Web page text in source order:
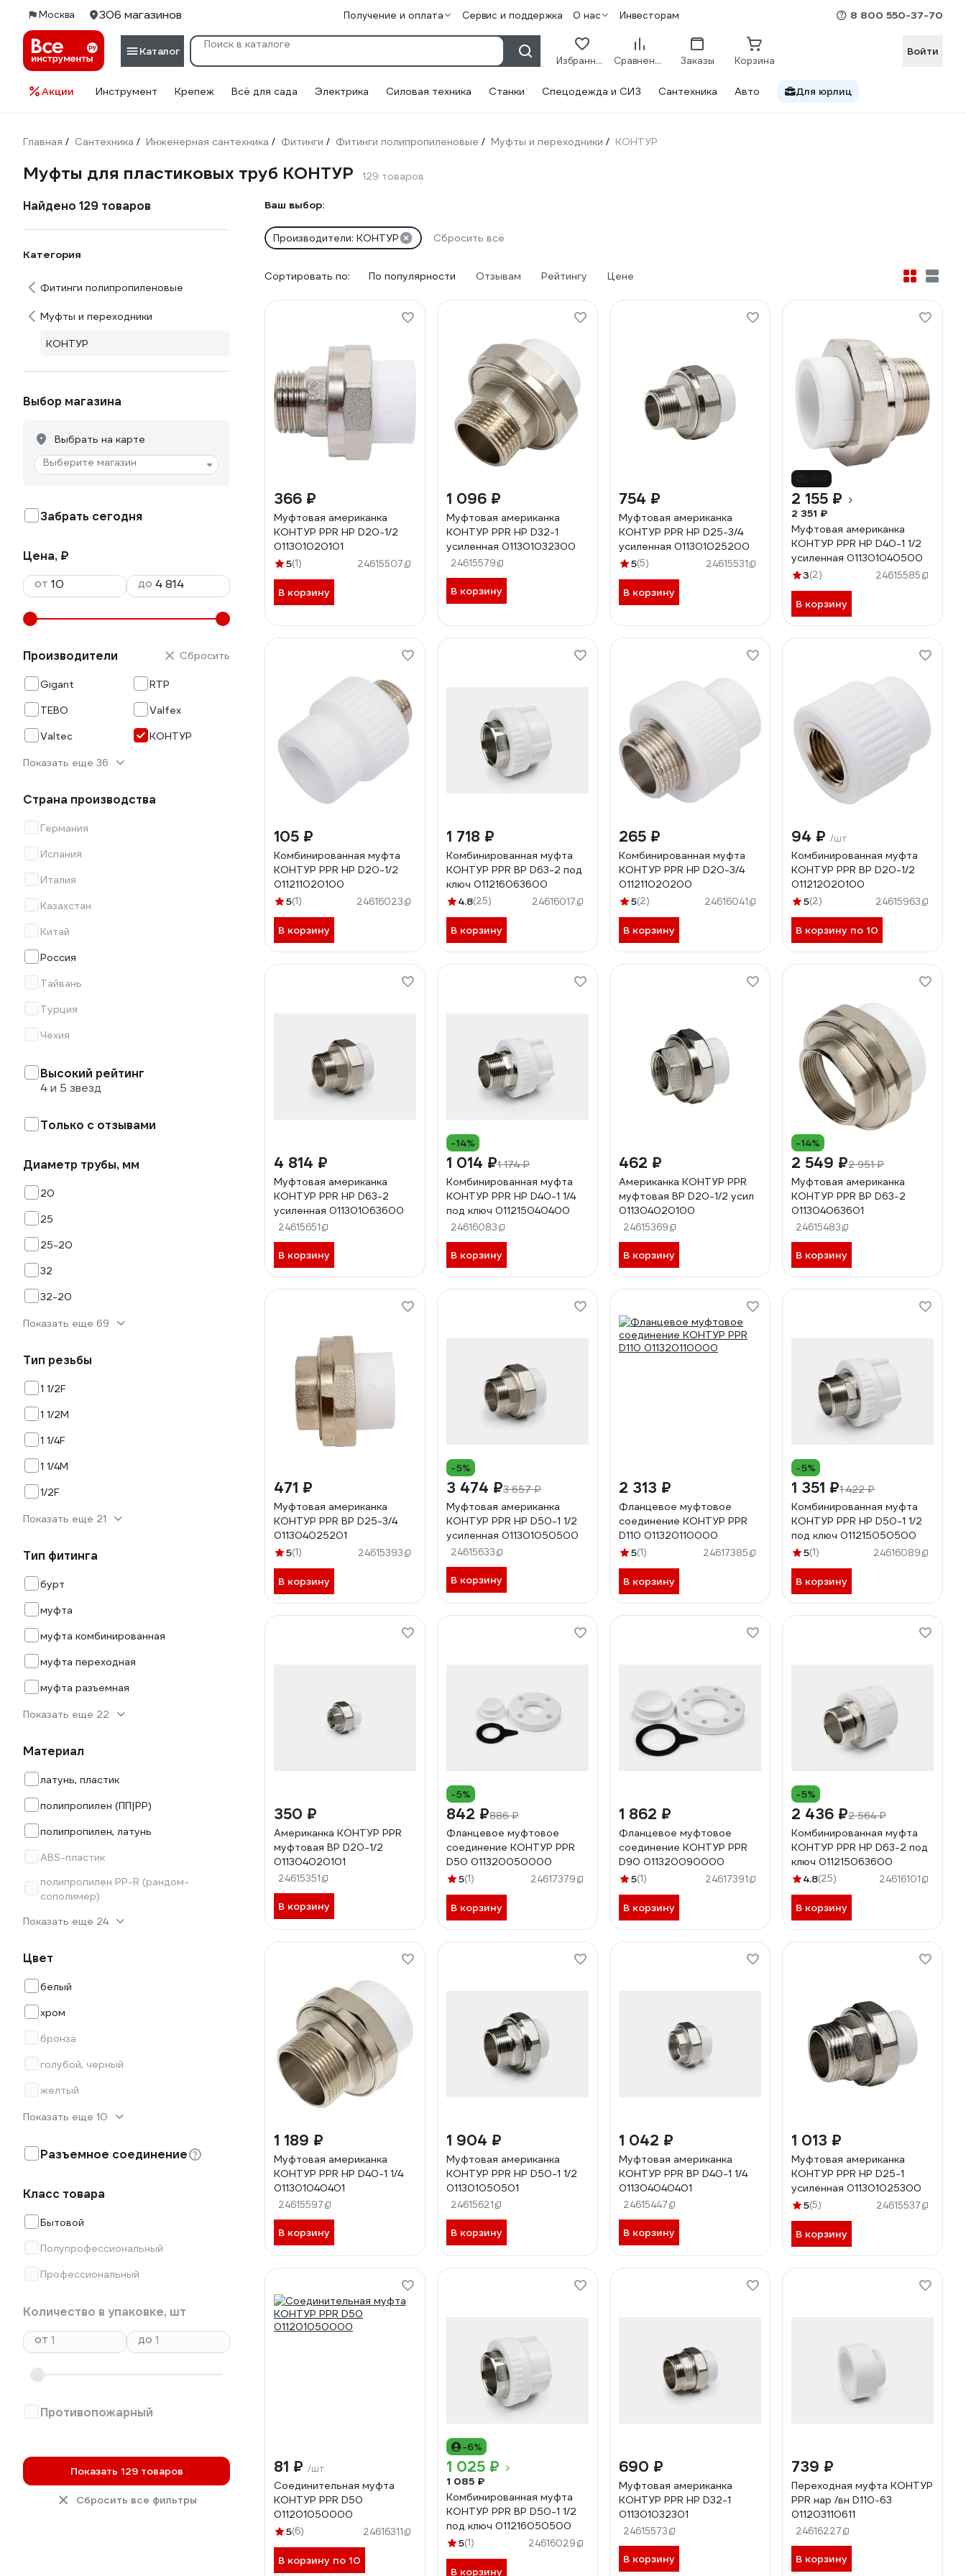
Москва 306 магазинов Получение и оплата Сервис и поддержка О нас Инвесторам 8 800 550-37-70
Каталог
Избранное Сравнение Заказы Корзина
Войти
Акции Инструмент Крепеж Всё для сада Электрика Силовая техника Станки Спецодежда и СИЗ Сантехника Авто Для юрлиц
Главная / Сантехника / Инженерная сантехника / Фитинги / Фитинги полипропиленовые / Муфты и переходники / КОНТУР
Муфты для пластиковых труб КОНТУР 129 товаров
Найдено 129 товаров
Категория
Фитинги полипропиленовые
Муфты и переходники
КОНТУР
Выбор магазина
Выбрать на карте
Выберите магазин
Забрать сегодня
Цена, ₽
от
до
Производители
Gigant
RTP
TEBO
Valfex
Valtec
КОНТУР
Показать еще 36
Сбросить
Страна производства
Германия
Испания
Италия
Казахстан
Китай
Россия
Тайвань
Турция
Чехия
Высокий рейтинг
4 и 5 звезд
Только с отзывами
Диаметр трубы, мм
20
25
25-20
32
32-20
Показать еще 69
Тип резьбы
1 1/2F
1 1/2M
1 1/4F
1 1/4M
1/2F
Показать еще 21
Тип фитинга
бурт
муфта
муфта комбинированная
муфта переходная
муфта разъемная
Показать еще 22
Материал
латунь, пластик
полипропилен (ПП|PP)
полипропилен, латунь
ABS-пластик
полипропилен PP-R (рандом-
сополимер)
Показать еще 24
Цвет
белый
хром
бронза
голубой, черный
желтый
Показать еще 10
Разъемное соединение
Класс товара
Бытовой
Полупрофессиональный
Профессиональный
Количество в упаковке, шт
от
до
Противопожарный
Показать 129 товаров
Сбросить все фильтры
Ваш выбор:
Производители: КОНТУР Сбросить всё
Сортировать по: По популярности Отзывам Рейтингу Цене
366 ₽
Муфтовая американка
КОНТУР PPR НР D20-1/2
011301020101
5(1) 24615507
В корзину
1 096 ₽
Муфтовая американка
КОНТУР PPR НР D32-1
усиленная 011301032300
24615579
В корзину
754 ₽
Муфтовая американка
КОНТУР PPR НР D25-3/4
усиленная 011301025200
5(5) 24615531
В корзину
2 155 ₽
2 351 ₽
Муфтовая американка
КОНТУР PPR НР D40-1 1/2
усиленная 011301040500
3(2) 24615585
В корзину
105 ₽
Комбинированная муфта
КОНТУР PPR НР D20-1/2
011211020100
5(1) 24616023
В корзину
1 718 ₽
Комбинированная муфта
КОНТУР PPR ВР D63-2 под
ключ 011216063600
4.8(25) 24616017
В корзину
265 ₽
Комбинированная муфта
КОНТУР PPR НР D20-3/4
011211020200
5(2) 24616041
В корзину
94 ₽ /шт
Комбинированная муфта
КОНТУР PPR ВР D20-1/2
011212020100
5(2) 24615963
В корзину по 10
4 814 ₽
Муфтовая американка
КОНТУР PPR НР D63-2
усиленная 011301063600
24615651
В корзину
-14%
1 014 ₽1 174 ₽
Комбинированная муфта
КОНТУР PPR НР D40-1 1/4
под ключ 011215040400
24616083
В корзину
462 ₽
Американка КОНТУР PPR
муфтовая ВР D20-1/2 усил
011304020100
24615369
В корзину
-14%
2 549 ₽2 951 ₽
Муфтовая американка
КОНТУР PPR ВР D63-2
011304063601
24615483
В корзину
471 ₽
Муфтовая американка
КОНТУР PPR ВР D25-3/4
011304025201
5(1) 24615393
В корзину
-5%
3 474 ₽3 657 ₽
Муфтовая американка
КОНТУР PPR НР D50-1 1/2
усиленная 011301050500
24615633
В корзину
2 313 ₽
Фланцевое муфтовое
соединение КОНТУР PPR
D110 011320110000
5(1) 24617385
В корзину
-5%
1 351 ₽1 422 ₽
Комбинированная муфта
КОНТУР PPR НР D50-1 1/2
под ключ 011215050500
5(1) 24616089
В корзину
350 ₽
Американка КОНТУР PPR
муфтовая ВР D20-1/2
011304020101
24615351
В корзину
-5%
842 ₽886 ₽
Фланцевое муфтовое
соединение КОНТУР PPR
D50 011320050000
5(1) 24617379
В корзину
1 862 ₽
Фланцевое муфтовое
соединение КОНТУР PPR
D90 011320090000
5(1) 24617391
В корзину
-5%
2 436 ₽2 564 ₽
Комбинированная муфта
КОНТУР PPR НР D63-2 под
ключ 011215063600
4.8(25) 24616101
В корзину
1 189 ₽
Муфтовая американка
КОНТУР PPR НР D40-1 1/4
011301040401
24615597
В корзину
1 904 ₽
Муфтовая американка
КОНТУР PPR НР D50-1 1/2
011301050501
24615621
В корзину
1 042 ₽
Муфтовая американка
КОНТУР PPR ВР D40-1 1/4
011304040401
24615447
В корзину
1 013 ₽
Муфтовая американка
КОНТУР PPR НР D25-1
усиленная 011301025300
5(5) 24615537
В корзину
81 ₽ /шт
Соединительная муфта
КОНТУР PPR D50
011201050000
5(6) 24616311
В корзину по 10
-6%
1 025 ₽
1 085 ₽
Комбинированная муфта
КОНТУР PPR ВР D50-1 1/2
под ключ 011216050500
5(1) 24616029
В корзину
690 ₽
Муфтовая американка
КОНТУР PPR НР D32-1
011301032301
24615573
В корзину
739 ₽
Переходная муфта КОНТУР
PPR нар /вн D110-63
011203110611
24616227
В корзину